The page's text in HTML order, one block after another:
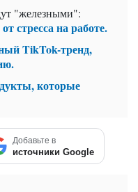
"железными":
стресса на работе.
TikTok-тренд,
которые
Добавьте в
источники Google